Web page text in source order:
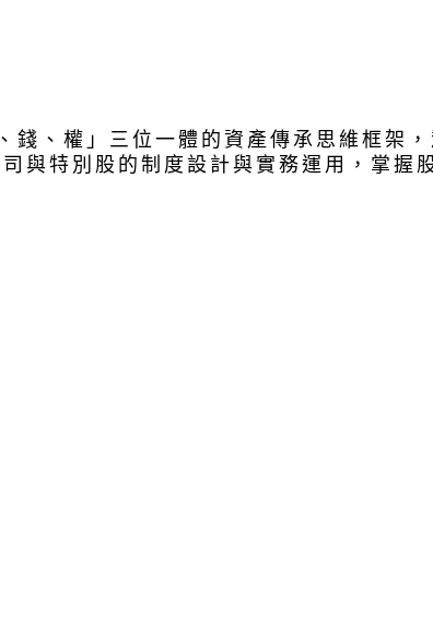
、權」三位一體的資產傳承思維框架
與特別股的制度設計與實務運用，掌握